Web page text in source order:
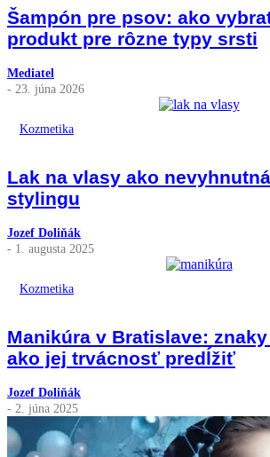
Šampón pre psov: ako
produkt pre rôzne typy srsti
Mediatel
- 23. júna 2026
Kozmetika
Lak na vlasy ako
stylingu
Jozef Doliňák
- 1. augusta 2025
Kozmetika
Manikúra v Bratislave:
ako jej trvácnosť predĺžiť
Jozef Doliňák
- 2. júna 2025